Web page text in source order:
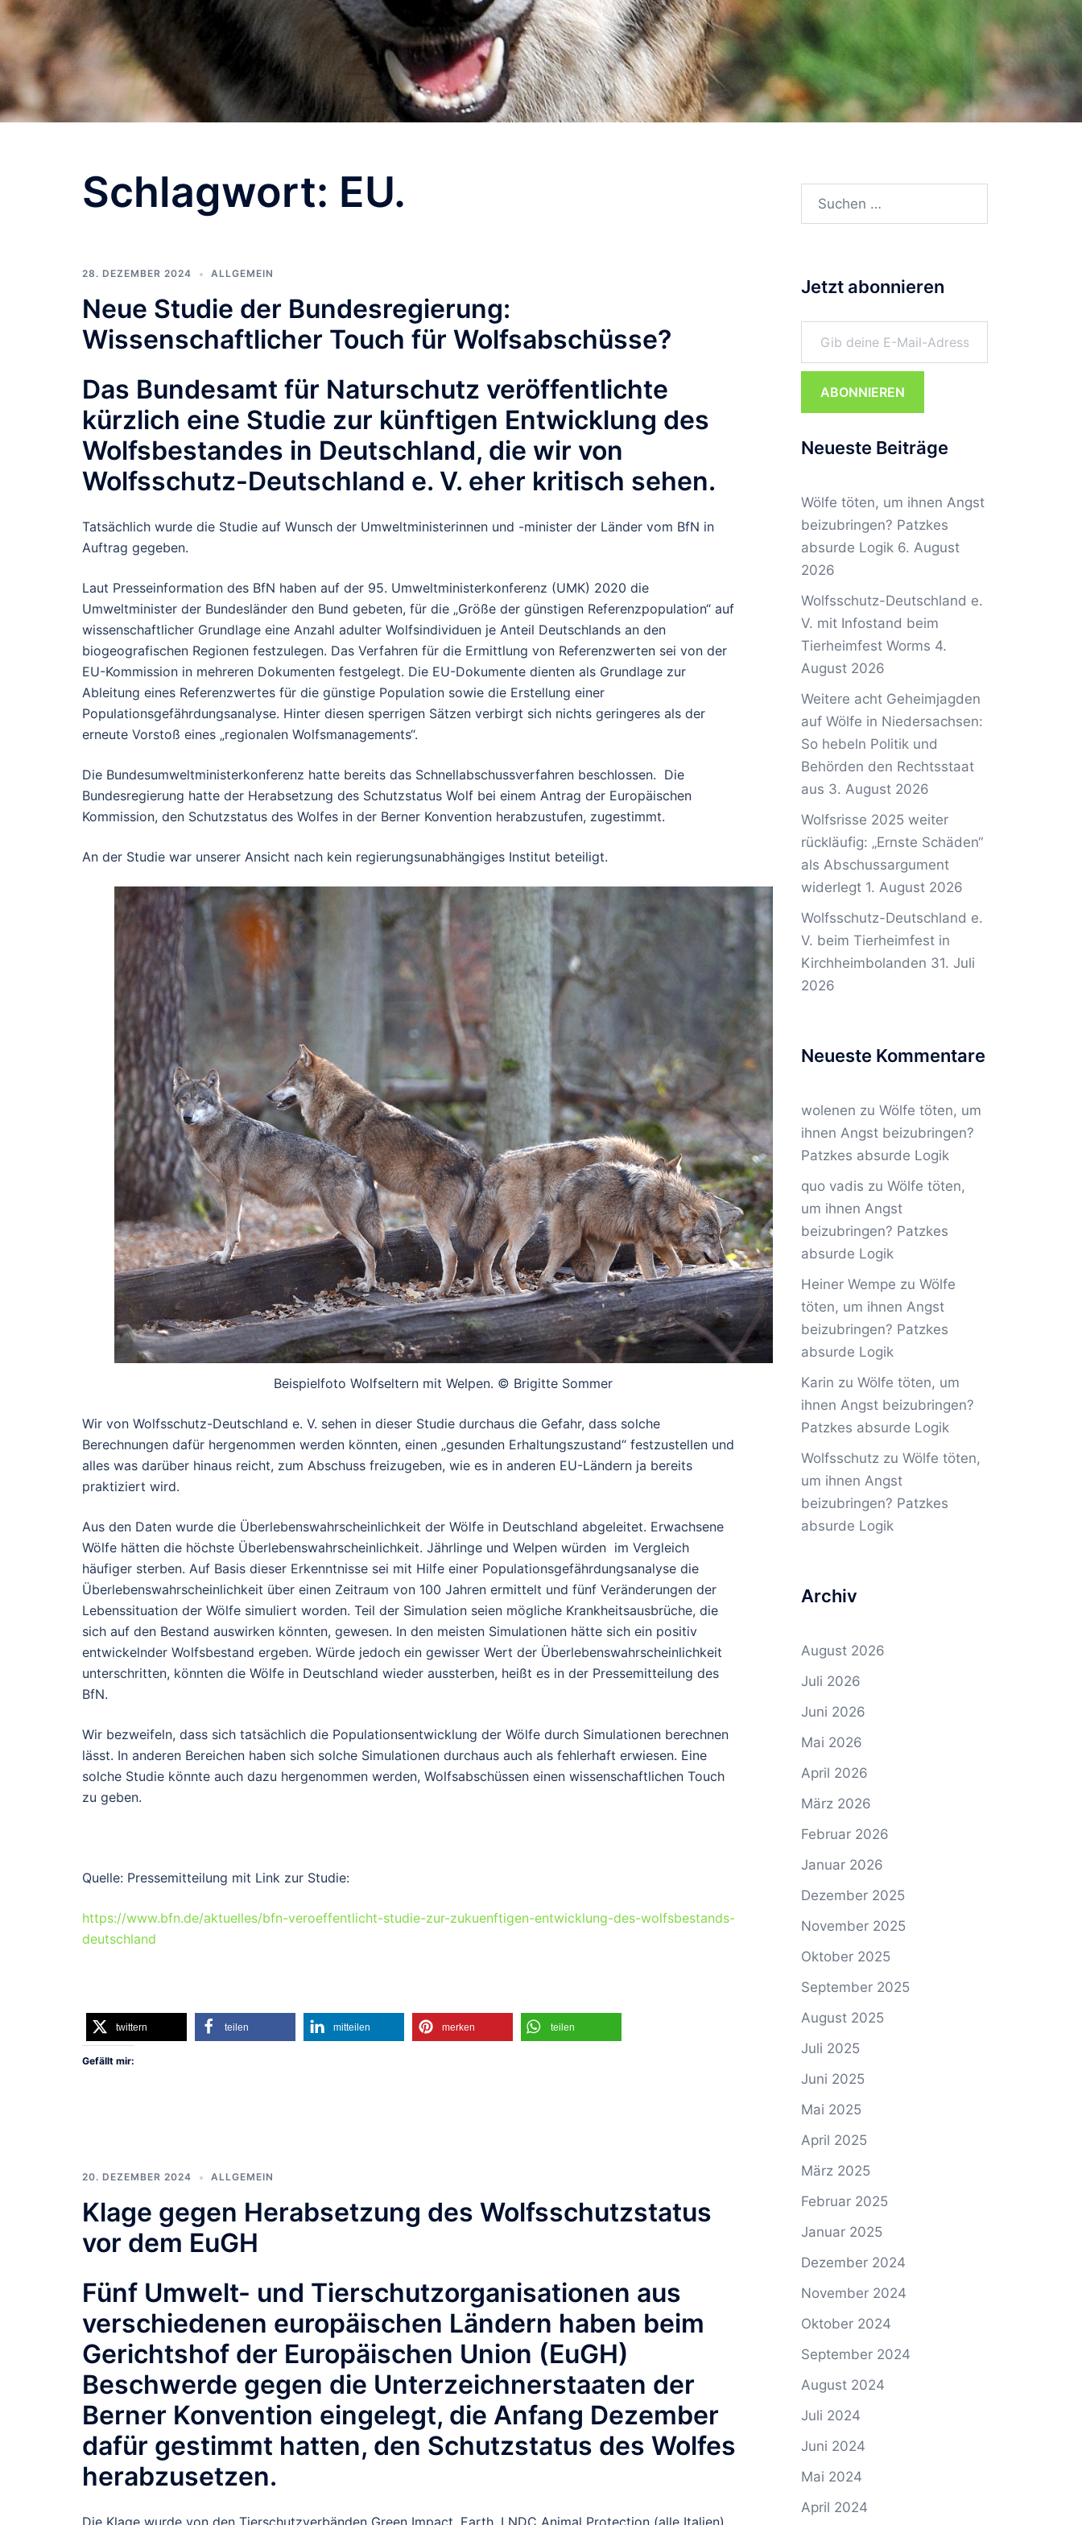
Schlagwort: EU.
28. DEZEMBER 2024 ALLGEMEIN
Neue Studie der Bundesregierung:
Wissenschaftlicher Touch für Wolfsabschüsse?
Das Bundesamt für Naturschutz veröffentlichte
kürzlich eine Studie zur künftigen Entwicklung des
Wolfsbestandes in Deutschland, die wir von
Wolfsschutz-Deutschland e. V. eher kritisch sehen.
Tatsächlich wurde die Studie auf Wunsch der Umweltministerinnen und -minister der Länder vom BfN in
Auftrag gegeben.
Laut Presseinformation des BfN haben auf der 95. Umweltministerkonferenz (UMK) 2020 die
Umweltminister der Bundesländer den Bund gebeten, für die „Größe der günstigen Referenzpopulation“ auf
wissenschaftlicher Grundlage eine Anzahl adulter Wolfsindividuen je Anteil Deutschlands an den
biogeografischen Regionen festzulegen. Das Verfahren für die Ermittlung von Referenzwerten sei von der
EU-Kommission in mehreren Dokumenten festgelegt. Die EU-Dokumente dienten als Grundlage zur
Ableitung eines Referenzwertes für die günstige Population sowie die Erstellung einer
Populationsgefährdungsanalyse. Hinter diesen sperrigen Sätzen verbirgt sich nichts geringeres als der
erneute Vorstoß eines „regionalen Wolfsmanagements“.
Die Bundesumweltministerkonferenz hatte bereits das Schnellabschussverfahren beschlossen. Die
Bundesregierung hatte der Herabsetzung des Schutzstatus Wolf bei einem Antrag der Europäischen
Kommission, den Schutzstatus des Wolfes in der Berner Konvention herabzustufen, zugestimmt.
An der Studie war unserer Ansicht nach kein regierungsunabhängiges Institut beteiligt.
Beispielfoto Wolfseltern mit Welpen. © Brigitte Sommer
Wir von Wolfsschutz-Deutschland e. V. sehen in dieser Studie durchaus die Gefahr, dass solche
Berechnungen dafür hergenommen werden könnten, einen „gesunden Erhaltungszustand“ festzustellen und
alles was darüber hinaus reicht, zum Abschuss freizugeben, wie es in anderen EU-Ländern ja bereits
praktiziert wird.
Aus den Daten wurde die Überlebenswahrscheinlichkeit der Wölfe in Deutschland abgeleitet. Erwachsene
Wölfe hätten die höchste Überlebenswahrscheinlichkeit. Jährlinge und Welpen würden im Vergleich
häufiger sterben. Auf Basis dieser Erkenntnisse sei mit Hilfe einer Populationsgefährdungsanalyse die
Überlebenswahrscheinlichkeit über einen Zeitraum von 100 Jahren ermittelt und fünf Veränderungen der
Lebenssituation der Wölfe simuliert worden. Teil der Simulation seien mögliche Krankheitsausbrüche, die
sich auf den Bestand auswirken könnten, gewesen. In den meisten Simulationen hätte sich ein positiv
entwickelnder Wolfsbestand ergeben. Würde jedoch ein gewisser Wert der Überlebenswahrscheinlichkeit
unterschritten, könnten die Wölfe in Deutschland wieder aussterben, heißt es in der Pressemitteilung des
BfN.
Wir bezweifeln, dass sich tatsächlich die Populationsentwicklung der Wölfe durch Simulationen berechnen
lässt. In anderen Bereichen haben sich solche Simulationen durchaus auch als fehlerhaft erwiesen. Eine
solche Studie könnte auch dazu hergenommen werden, Wolfsabschüssen einen wissenschaftlichen Touch
zu geben.
Quelle: Pressemitteilung mit Link zur Studie:
https://www.bfn.de/aktuelles/bfn-veroeffentlicht-studie-zur-zukuenftigen-entwicklung-des-wolfsbestands-
deutschland
twittern teilen mitteilen merken teilen
Gefällt mir:
20. DEZEMBER 2024 ALLGEMEIN
Klage gegen Herabsetzung des Wolfsschutzstatus
vor dem EuGH
Fünf Umwelt- und Tierschutzorganisationen aus
verschiedenen europäischen Ländern haben beim
Gerichtshof der Europäischen Union (EuGH)
Beschwerde gegen die Unterzeichnerstaaten der
Berner Konvention eingelegt, die Anfang Dezember
dafür gestimmt hatten, den Schutzstatus des Wolfes
herabzusetzen.
Suchen
Jetzt abonnieren
Gib deine E-Mail-Adresse ein ...
ABONNIEREN
Neueste Beiträge
Wölfe töten, um ihnen Angst
beizubringen? Patzkes
absurde Logik 6. August
2026
Wolfsschutz-Deutschland e.
V. mit Infostand beim
Tierheimfest Worms 4.
August 2026
Weitere acht Geheimjagden
auf Wölfe in Niedersachsen:
So hebeln Politik und
Behörden den Rechtsstaat
aus 3. August 2026
Wolfsrisse 2025 weiter
rückläufig: „Ernste Schäden“
als Abschussargument
widerlegt 1. August 2026
Wolfsschutz-Deutschland e.
V. beim Tierheimfest in
Kirchheimbolanden 31. Juli
2026
Neueste Kommentare
wolenen zu Wölfe töten, um
ihnen Angst beizubringen?
Patzkes absurde Logik
quo vadis zu Wölfe töten,
um ihnen Angst
beizubringen? Patzkes
absurde Logik
Heiner Wempe zu Wölfe
töten, um ihnen Angst
beizubringen? Patzkes
absurde Logik
Karin zu Wölfe töten, um
ihnen Angst beizubringen?
Patzkes absurde Logik
Wolfsschutzzu Wölfe töten,
um ihnen Angst
beizubringen? Patzkes
absurde Logik
Archiv
August 2026
Juli 2026
Juni 2026
Mai 2026
April 2026
März 2026
Februar 2026
Januar 2026
Dezember 2025
November 2025
Oktober 2025
September 2025
August 2025
Juli 2025
Juni 2025
Mai 2025
April 2025
März 2025
Februar 2025
Januar 2025
Dezember 2024
November 2024
Oktober 2024
September 2024
August 2024
Juli 2024
Juni 2024
Mai 2024
April 2024